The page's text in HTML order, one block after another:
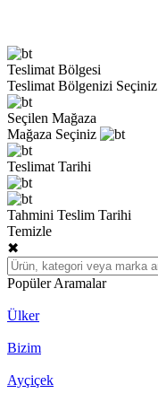
Teslimat Bölgesi
Teslimat Bölgenizi Seçiniz
Seçilen Mağaza
Mağaza Seçiniz
Teslimat Tarihi
Tahmini Teslim Tarihi
Temizle
✖
Popüler Aramalar
Ülker
Bizim
Ayçiçek